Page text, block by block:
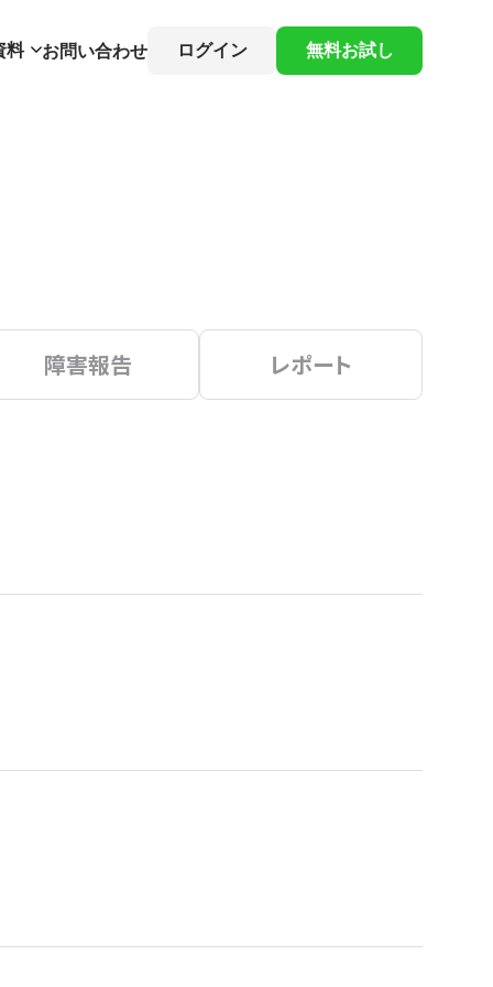
料 お問い合わせ ログイン 無料お試し
障害報告 レポート